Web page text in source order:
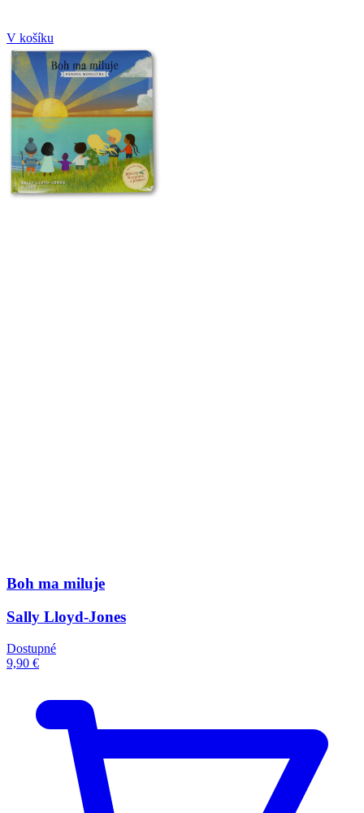
V košíku
Boh ma miluje
Sally Lloyd-Jones
Dostupné
9,90 €